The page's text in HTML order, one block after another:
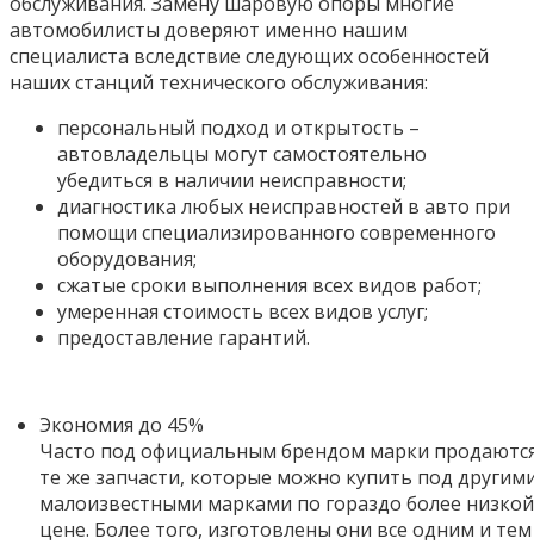
автомобилисты доверяют именно нашим
специалиста вследствие следующих особенностей
наших станций технического обслуживания:
персональный подход и открытость –
автовладельцы могут самостоятельно
убедиться в наличии неисправности;
диагностика любых неисправностей в авто при
помощи специализированного современного
оборудования;
сжатые сроки выполнения всех видов работ;
умеренная стоимость всех видов услуг;
предоставление гарантий.
Экономия до 45%
Часто под официальным брендом марки
те же запчасти, которые можно купить под
малоизвестными марками по гораздо более низкой
цене. Более того, изготовлены они все одним и тем